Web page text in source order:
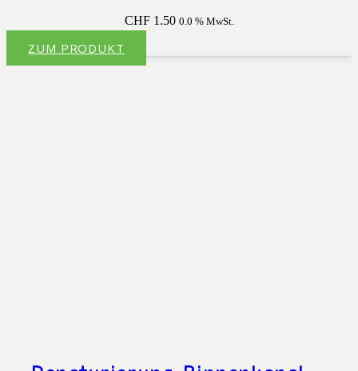
CHF1.50 0.0 % MwSt.
ZUM PRODUKT